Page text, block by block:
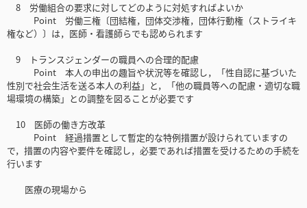
8 労働組合の要求に対してどのように対処すればよいか
Point 労働三権〔団結権，団体交渉権，団体行動権（ストライキ
権など）〕は，医師・看護師らでも認められます
9 トランスジェンダーの職員への合理的配慮
Point 本人の申出の趣旨や状況等を確認し，「性自認に基づいた
性別で社会生活を送る本人の利益」と，「他の職員等への配慮・適切な職
場環境の構築」との調整を図ることが必要です
10 医師の働き方改革
Point 経過措置として暫定的な特例措置が設けられていますの
で，措置の内容や要件を確認し，必要であれば措置を受けるための手続を
行います
医療の現場から